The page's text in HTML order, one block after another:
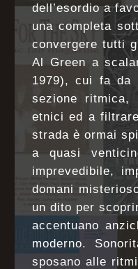
dell’esordio a
una completa
convergere tutti
Al Green a
1979), cui fa da
sezione ritmica,
etnici ed a
strada è ormai
a quasi
imprevedibile,
domani
un dito per
accentuano
moderno.
sposano alle